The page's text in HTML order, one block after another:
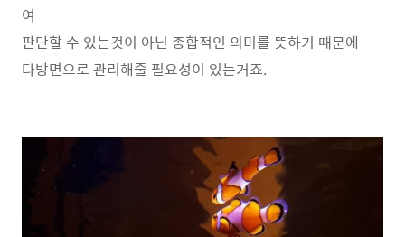
여
판단할 수 있는것이 아닌 종합적인 의미를 뜻하기 때문에
다방면으로 관리해줄 필요성이 있는거죠.